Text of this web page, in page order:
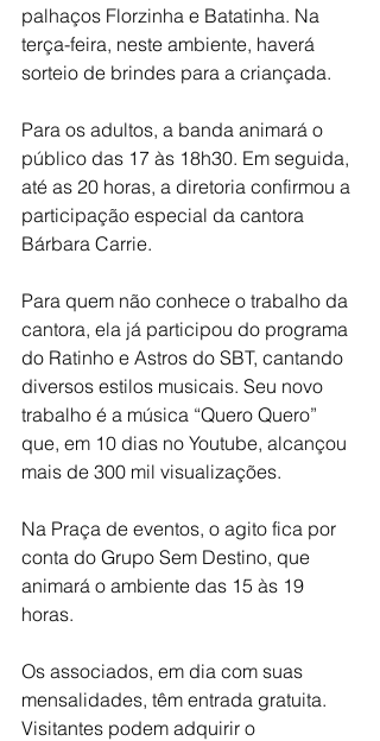
palhaços Florzinha e Batatinha. Na
terça-feira, neste ambiente, haverá
sorteio de brindes para a criançada.
Para os adultos, a banda animará o
público das 17 às 18h30. Em seguida,
até as 20 horas, a diretoria confirmou a
participação especial da cantora
Bárbara Carrie.
Para quem não conhece o trabalho da
cantora, ela já participou do programa
do Ratinho e Astros do SBT, cantando
diversos estilos musicais. Seu novo
trabalho é a música “Quero Quero”
que, em 10 dias no Youtube, alcançou
mais de 300 mil visualizações.
Na Praça de eventos, o agito fica por
conta do Grupo Sem Destino, que
animará o ambiente das 15 às 19
horas.
Os associados, em dia com suas
mensalidades, têm entrada gratuita.
Visitantes podem adquirir o